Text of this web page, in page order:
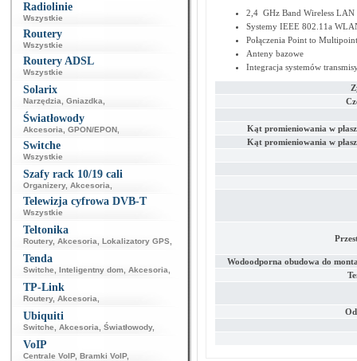
Radiolinie
Wszystkie
Routery
Wszystkie
Routery ADSL
Wszystkie
Solarix
Narzędzia Gniazdka
Światłowody
Akcesoria GPON/EPON
Switche
Wszystkie
Szafy rack 10/19 cali
Organizery, Akcesoria
Telewizja cyfrowa DVB-T
Wszystkie
Teltonika
Routery, Akcesoria Lokalizatory GPS
Tenda
Switche Inteligentny dom Akcesoria
TP-Link
Routery, Akcesoria
Ubiquiti
Switche Akcesoria Światłowody,
VoIP
Centrale VoIP, Bramki VoIP,
2,4 GHz Band Wireless LAN
Systemy IEEE 802.11a
Połączenia Point to Multipoint
Anteny bazowe
Integracja systemów
Kąt promieniowania w
Kąt promieniowania w
Wodoodporna obudowa do